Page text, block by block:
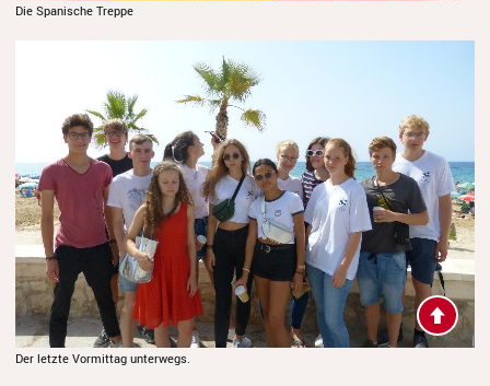
Die Spanische Treppe
Der letzte Vormittag unterwegs.